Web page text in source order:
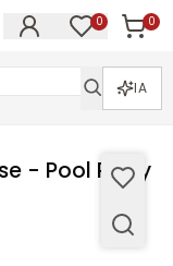
0 0
IA
- Pool Party